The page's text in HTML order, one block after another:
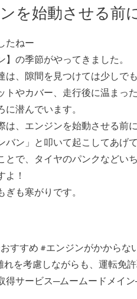
を始動させる前
たねー
】の季節がやってきました。
は、隙間を見つけては少しで
トやカバー、走行後に温まっ
に潜んでいます。
は、エンジンを始動させる前
バン」と叩いて起こしてあげて
とで、タイヤのパンクなどい
よ！
ぎも寒がりです。
おすすめ #エンジンがかからな
れを考慮しながらも、運転免
得サービス─ムームードメイ